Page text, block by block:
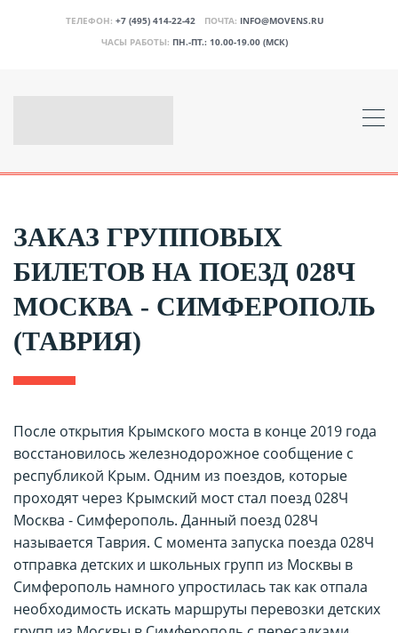
ТЕЛЕФОН: +7 (495) 414-22-42 ПОЧТА: INFO@MOVENS.RU
ЧАСЫ РАБОТЫ: ПН.-ПТ.: 10.00-19.00 (МСК)
ЗАКАЗ ГРУППОВЫХ
БИЛЕТОВ НА ПОЕЗД 028Ч
МОСКВА - СИМФЕРОПОЛЬ
(ТАВРИЯ)
После открытия Крымского моста в конце 2019 года
восстановилось железнодорожное сообщение с
республикой Крым. Одним из поездов, которые
проходят через Крымский мост стал поезд 028Ч
Москва - Симферополь. Данный поезд 028Ч
называется Таврия. С момента запуска поезда 028Ч
отправка детских и школьных групп из Москвы в
Симферополь намного упростилась так как отпала
необходимость искать маршруты перевозки детских